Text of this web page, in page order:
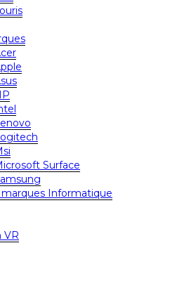
Surface
marques Informatique
VR